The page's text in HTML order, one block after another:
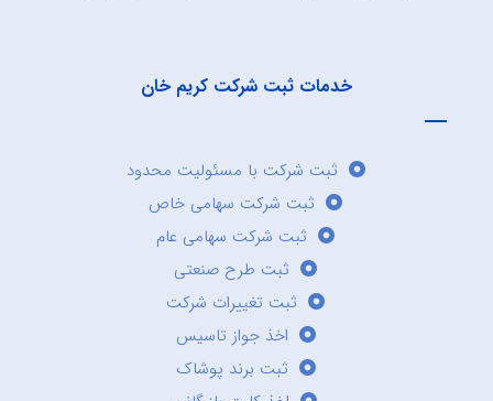
خدمات ثبت شرکت کریم خان
ثبت شرکت با مسئولیت محدود
ثبت شرکت سهامی خاص
ثبت شرکت سهامی عام
ثبت طرح صنعتی
ثبت تغییرات شرکت
اخذ جواز تاسیس
ثبت برند پوشاک